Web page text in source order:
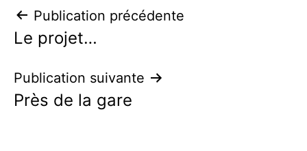
Navigation
de
l’article
Publication précédente
Le projet…
Publication suivante
Près de la gare